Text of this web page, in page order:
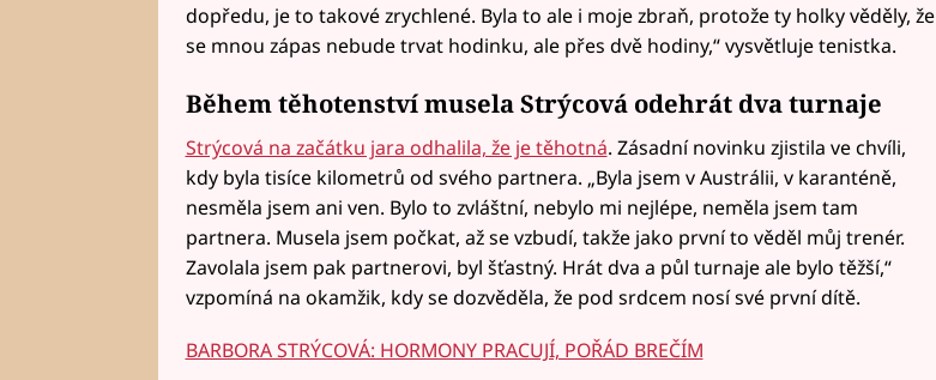
dopředu, je to takové zrychlené. Byla to ale i moje zbraň, protože ty holky věděly, že
se mnou zápas nebude trvat hodinku, ale přes dvě hodiny,“ vysvětluje tenistka.
Během těhotenství musela Strýcová odehrát dva turnaje
Strýcová na začátku jara odhalila, že je těhotná. Zásadní novinku zjistila ve chvíli,
kdy byla tisíce kilometrů od svého partnera. „Byla jsem v Austrálii, v karanténě,
nesměla jsem ani ven. Bylo to zvláštní, nebylo mi nejlépe, neměla jsem tam
partnera. Musela jsem počkat, až se vzbudí, takže jako první to věděl můj trenér.
Zavolala jsem pak partnerovi, byl šťastný. Hrát dva a půl turnaje ale bylo těžší,“
vzpomíná na okamžik, kdy se dozvěděla, že pod srdcem nosí své první dítě.
BARBORA STRÝCOVÁ: HORMONY PRACUJÍ, POŘÁD BREČÍM